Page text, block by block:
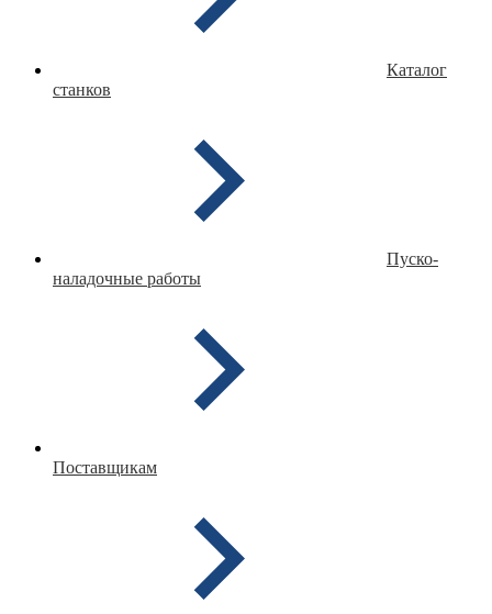
Каталог
станков
Пуско-
наладочные работы
Поставщикам